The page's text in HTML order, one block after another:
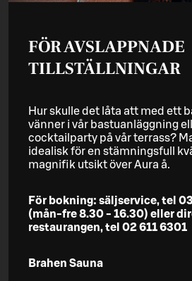
FÖR AVSLAPPNADE
TILLSTÄLLNINGAR
Hur skulle det låta att med ett
vänner i vår bastuanläggning
cocktailparty på vår terrass?
idealisk för en stämningsfull
magnifik utsikt över Aura å.
För bokning: säljservice, tel
(mån-fre 8.30 - 16.30) eller
restaurangen, tel 02 611 6301
Brahen Sauna